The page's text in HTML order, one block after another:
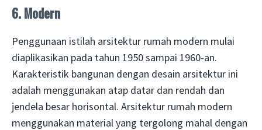
6. Modern
Penggunaan istilah arsitektur rumah modern mulai
diaplikasikan pada tahun 1950 sampai 1960-an.
Karakteristik bangunan dengan desain arsitektur ini
adalah menggunakan atap datar dan rendah dan
jendela besar horisontal. Arsitektur rumah modern
menggunakan material yang tergolong mahal dengan